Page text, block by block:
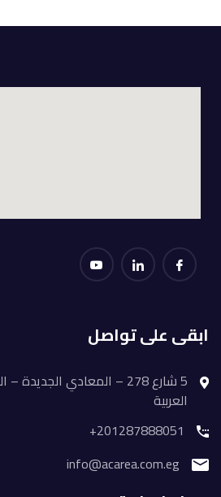
ابقى على تواصل
5 شارع 278 – المعادي
العربية
201287888051+
info@acarea.com.eg